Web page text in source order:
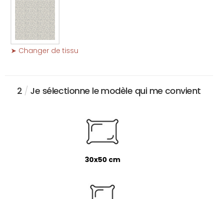
➤ Changer de tissu
2 / Je sélectionne le modèle qui me convient
30x50 cm